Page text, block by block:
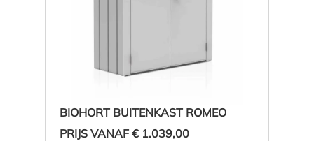
BIOHORT BUITENKAST ROMEO
PRIJS VANAF € 1.039,00